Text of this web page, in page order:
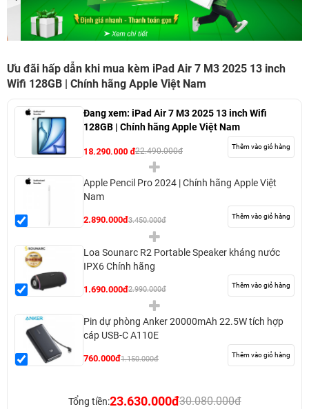
Ưu đãi hấp dẫn khi mua kèm iPad Air 7 M3 2025 13 inch
Wifi 128GB | Chính hãng Apple Việt Nam
Đang xem: iPad Air 7 M3 2025 13 inch Wifi
128GB | Chính hãng Apple Việt Nam
18.290.000 đ22.490.000đ Thêm vào giỏ hàng
Apple Pencil Pro 2024 | Chính hãng Apple Việt
Nam
2.890.000đ3.450.000đ Thêm vào giỏ hàng
Loa Sounarc R2 Portable Speaker kháng nước
IPX6 Chính hãng
1.690.000đ2.990.000đ Thêm vào giỏ hàng
Pin dự phòng Anker 20000mAh 22.5W tích hợp
cáp USB-C A110E
760.000đ1.150.000đ Thêm vào giỏ hàng
Tổng tiền:23.630.000đ30.080.000đ